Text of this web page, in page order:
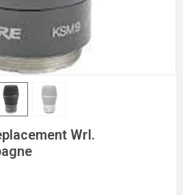
Wrl.